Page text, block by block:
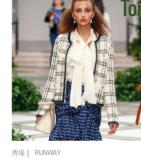
秀場 ｜ RUNWAY